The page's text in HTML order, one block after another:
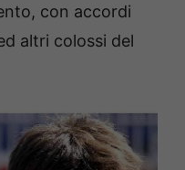
con accordi
altri colossi del